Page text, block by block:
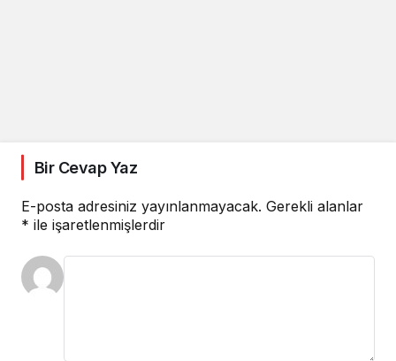
Bir Cevap Yaz
E-posta adresiniz yayınlanmayacak. Gerekli alanlar
* ile işaretlenmişlerdir